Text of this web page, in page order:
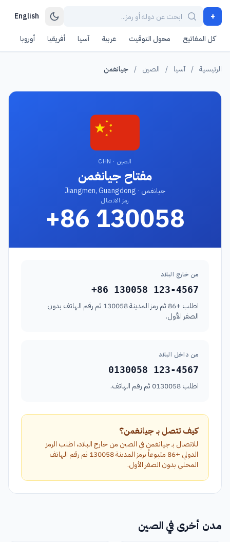
+
English
كل المفاتيح محول التوقيت عربية آسيا أفريقيا أوروبا
الرئيسية / آسيا / الصين / جيانغمن
الصين · CHN
مفتاح جيانغمن
جيانغمن · Jiangmen, Guangdong
رمز الاتصال
+86 130058
من خارج البلاد
+86 130058 123-4567
اطلب +86 ثم رمز المدينة 130058 ثم رقم الهاتف بدون
الصفر الأول.
من داخل البلاد
0130058 123-4567
اطلب 0130058 ثم رقم الهاتف.
كيف تتصل بـ جيانغمن؟
للاتصال بـ جيانغمن في الصين من خارج البلاد، اطلب الرمز
الدولي +86 متبوعاً برمز المدينة 130058 ثم رقم الهاتف
المحلي بدون الصفر الأول.
مدن أخرى في الصين